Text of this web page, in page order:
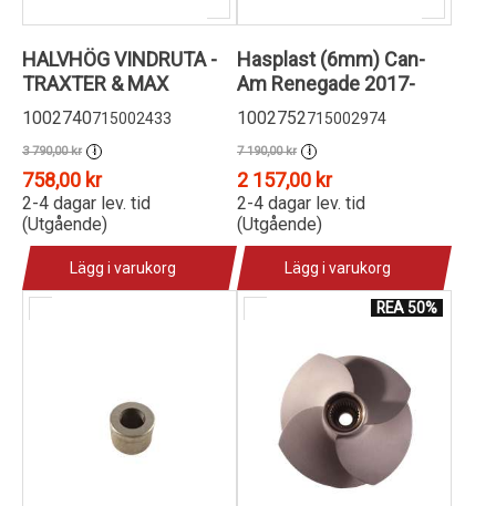
HALVHÖG VINDRUTA -
TRAXTER & MAX
1002740715002433
3 790,00 kr i
758,00 kr
2-4 dagar lev. tid
(Utgående)
Lägg i varukorg
Hasplast (6mm) Can-
Am Renegade 2017-
1002752715002974
7 190,00 kr i
2 157,00 kr
2-4 dagar lev. tid
(Utgående)
Lägg i varukorg
REA 50%